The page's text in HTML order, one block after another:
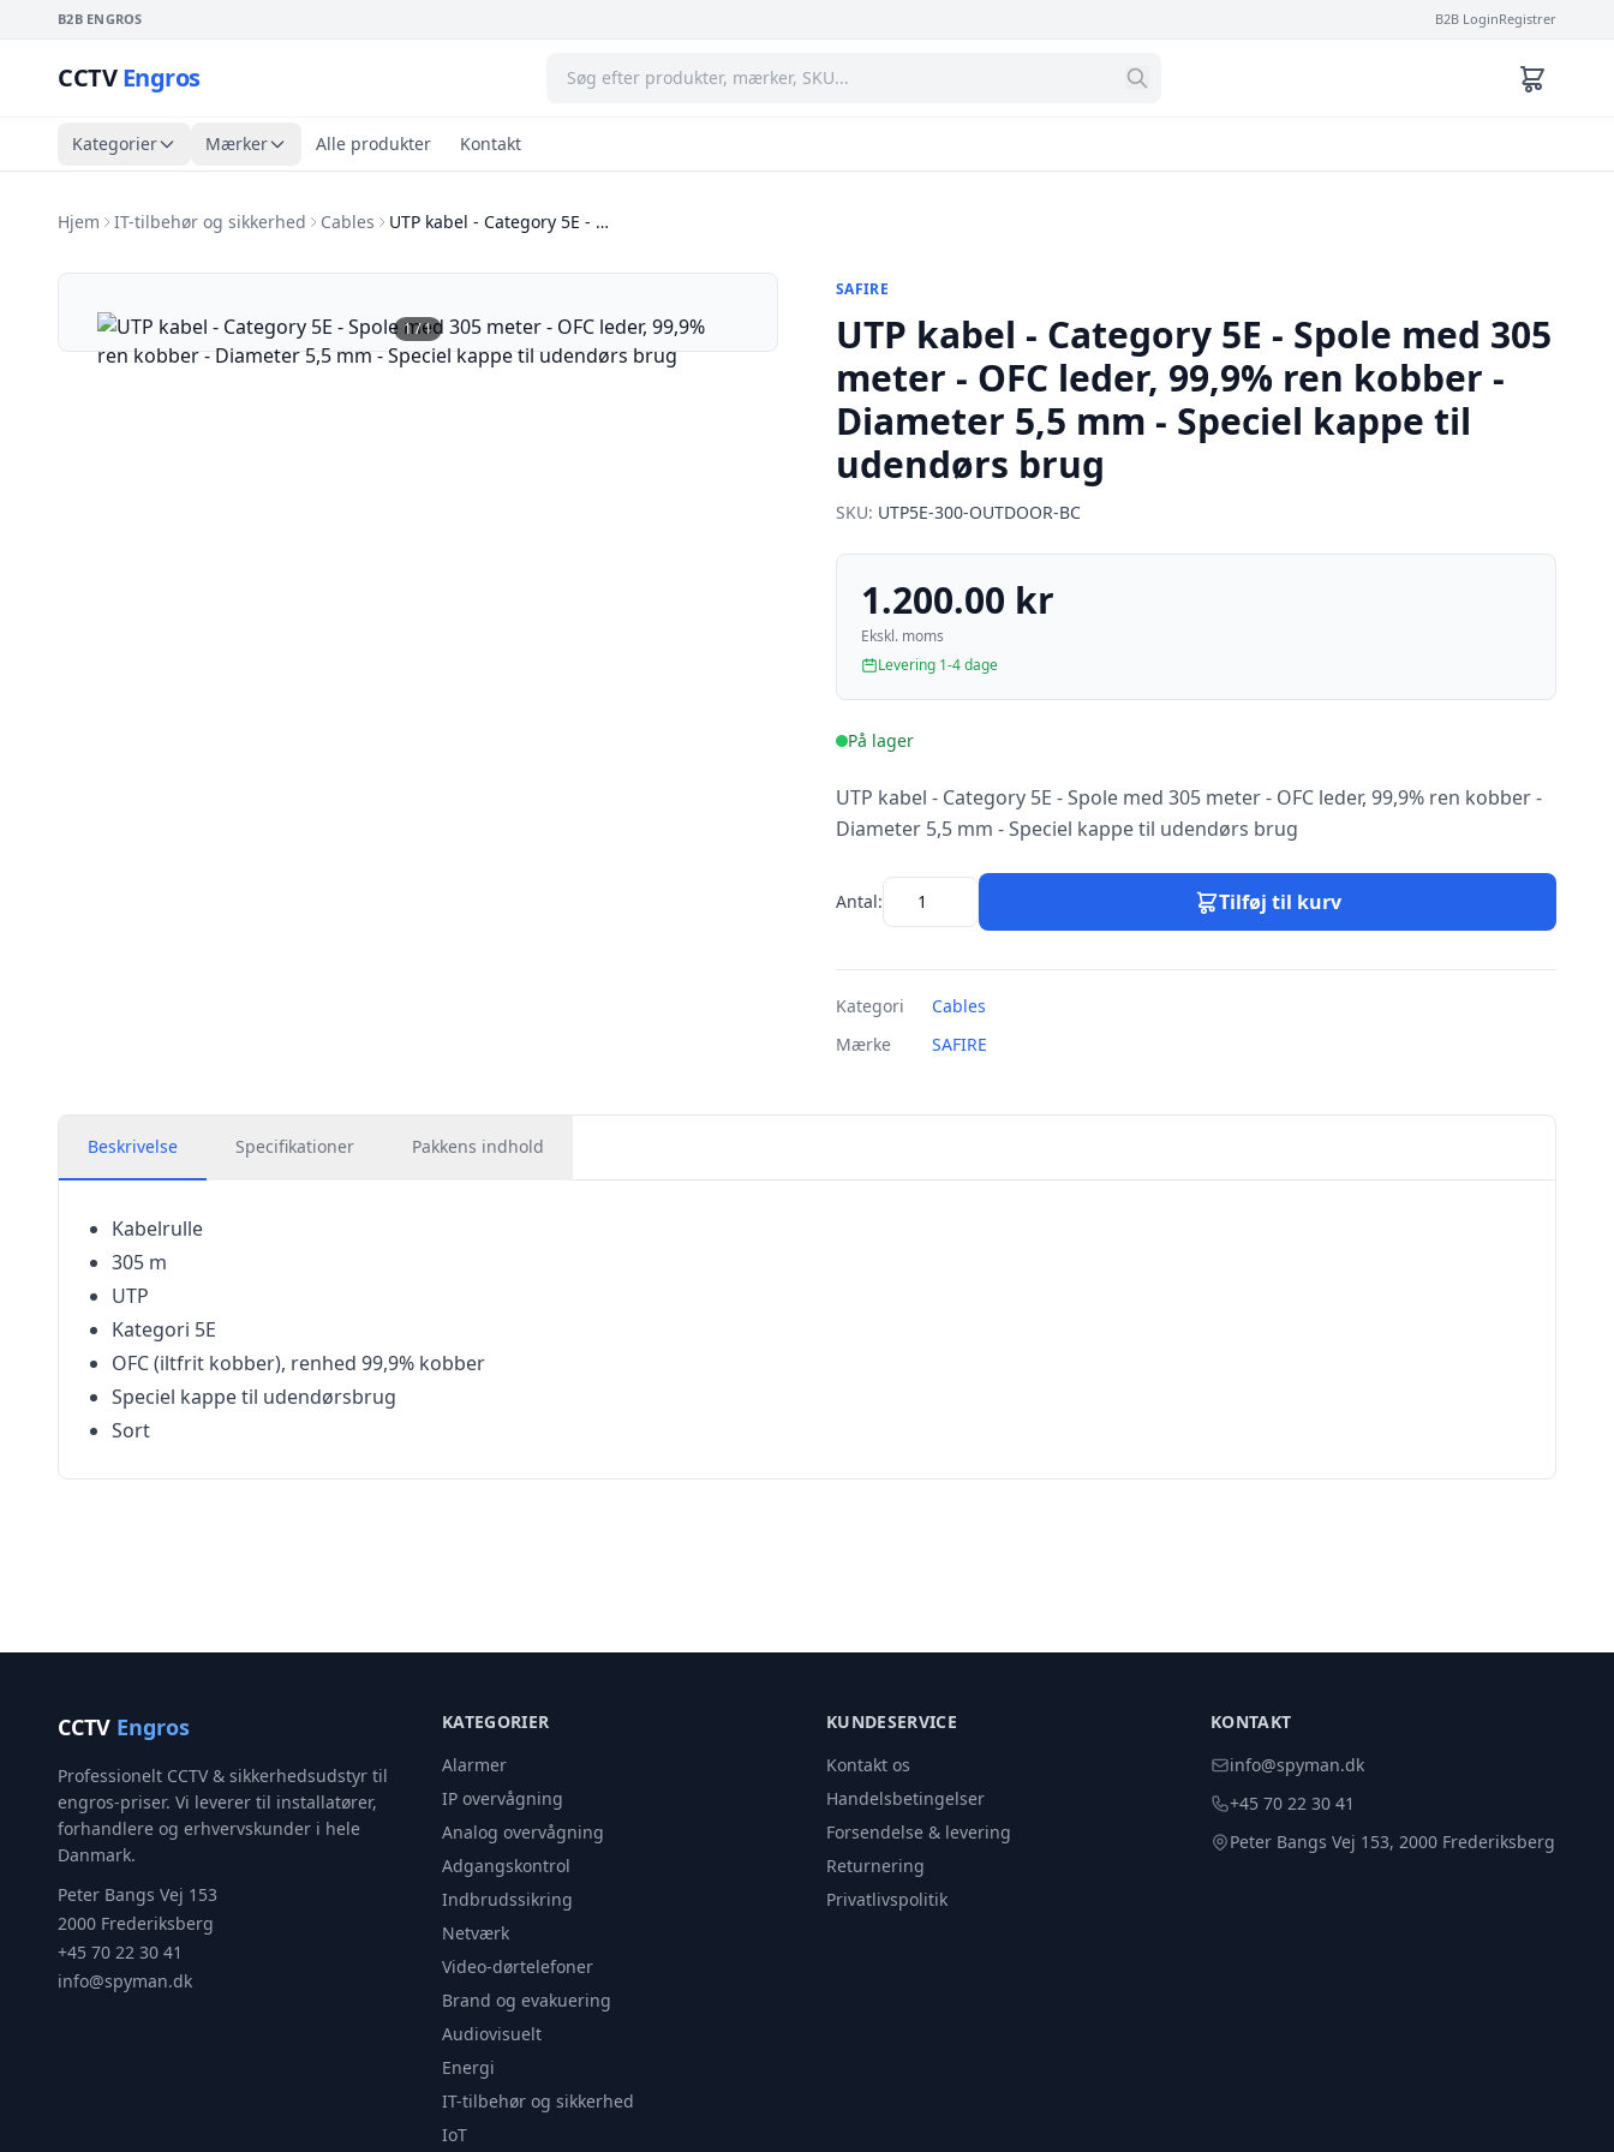
B2B ENGROS B2B LoginRegistrer
CCTVEngros
Kategorier Mærker Alle produkter Kontakt
Hjem IT-tilbehør og sikkerhed Cables UTP kabel - Category 5E - …
1/1
SAFIRE
UTP kabel - Category 5E - Spole med 305
meter - OFC leder, 99,9% ren kobber -
Diameter 5,5 mm - Speciel kappe til
udendørs brug
SKU: UTP5E-300-OUTDOOR-BC
1.200.00 kr
Ekskl. moms
Levering 1-4 dage
På lager
UTP kabel - Category 5E - Spole med 305 meter - OFC leder, 99,9% ren kobber -
Diameter 5,5 mm - Speciel kappe til udendørs brug
Antal: Tilføj til kurv
Kategori
Cables
Mærke
SAFIRE
Beskrivelse Specifikationer Pakkens indhold
Kabelrulle
305 m
UTP
Kategori 5E
OFC (iltfrit kobber), renhed 99,9% kobber
Speciel kappe til udendørsbrug
Sort
CCTV Engros
Professionelt CCTV & sikkerhedsudstyr til
engros-priser. Vi leverer til installatører,
forhandlere og erhvervskunder i hele
Danmark.
Peter Bangs Vej 153
2000 Frederiksberg
+45 70 22 30 41
info@spyman.dk
KATEGORIER
Alarmer
IP overvågning
Analog overvågning
Adgangskontrol
Indbrudssikring
Netværk
Video-dørtelefoner
Brand og evakuering
Audiovisuelt
Energi
IT-tilbehør og sikkerhed
IoT
KUNDESERVICE
Kontakt os
Handelsbetingelser
Forsendelse & levering
Returnering
Privatlivspolitik
KONTAKT
info@spyman.dk
+45 70 22 30 41
Peter Bangs Vej 153, 2000 Frederiksberg